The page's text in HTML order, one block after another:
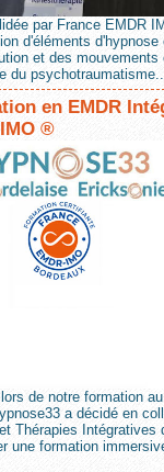
par France EMDR
d'éléments
et des
du
en EMDR
®
de notre formation
a décidé en
Thérapies Intégratives
une formation